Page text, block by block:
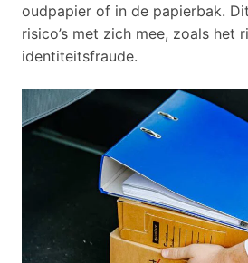
oudpapier of in de papierbak.
risico’s met zich mee, zoals het
identiteitsfraude.